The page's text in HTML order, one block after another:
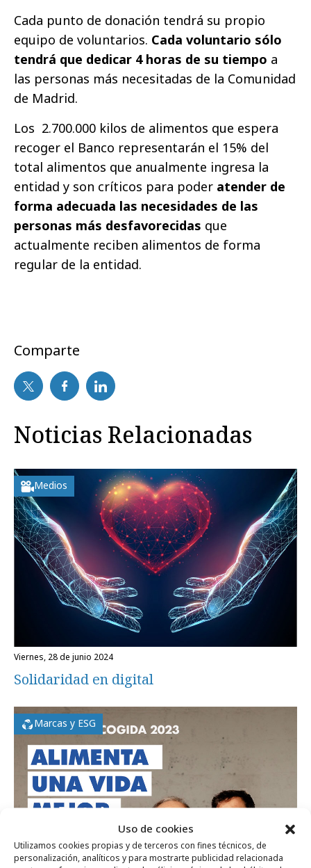
Uso de cookies
Utilizamos cookies propias y de terceros con fines técnicos, de
personalización, analíticos y para mostrarte publicidad relacionada
Cada punto de donación tendrá su propio
equipo de voluntarios. Cada voluntario sólo
tendrá que dedicar 4 horas de su tiempo a
las personas más necesitadas de la Comunidad
de Madrid.
Los 2.700.000 kilos de alimentos que espera
recoger el Banco representarán el 15% del
total alimentos que anualmente ingresa la
entidad y son críticos para poder atender de
forma adecuada las necesidades de las
personas más desfavorecidas que
actualmente reciben alimentos de forma
regular de la entidad.
Comparte
Noticias Relacionadas
Medios
viernes, 28 de junio 2024
Solidaridad en digital
Marcas y ESG